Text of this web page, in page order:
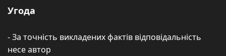
Угода
- За точність викладених фактів відповідальність
несе автор